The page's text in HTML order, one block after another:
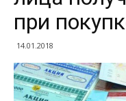
при
14.01.2018